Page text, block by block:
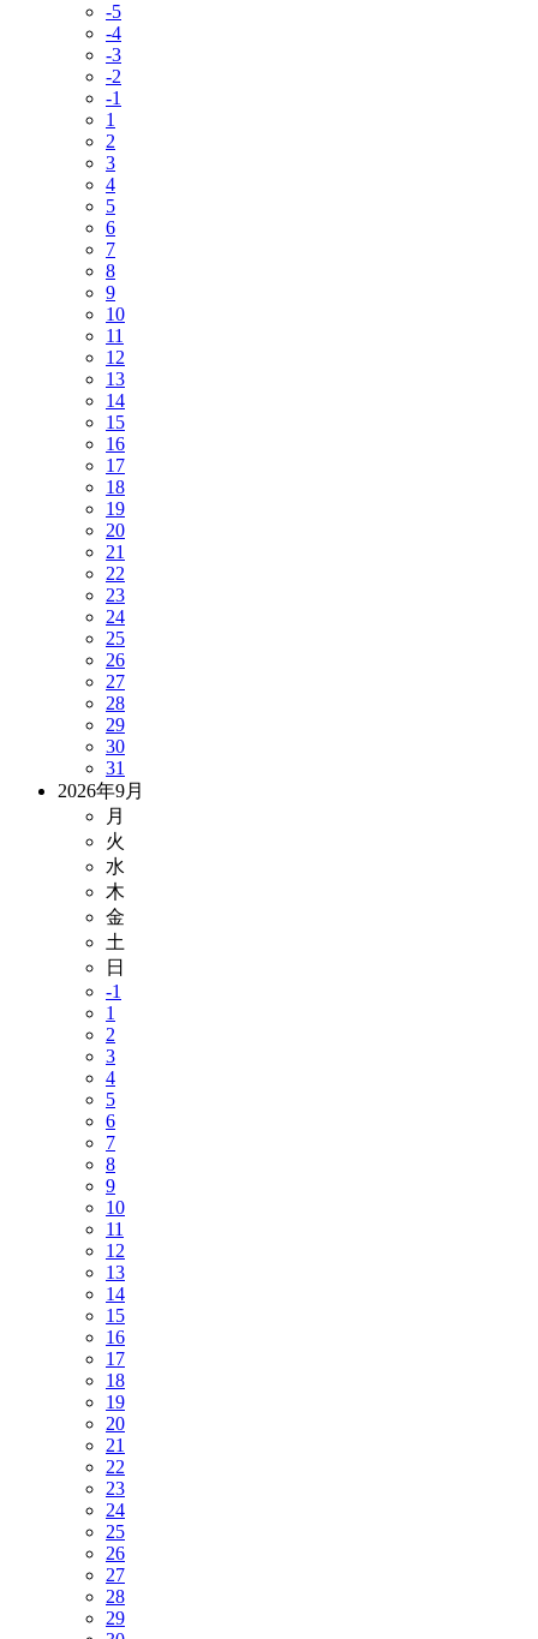
-5
-4
-3
-2
-1
1
2
3
4
5
6
7
8
9
10
11
12
13
14
15
16
17
18
19
20
21
22
23
24
25
26
27
28
29
30
31
2026年9月
月
火
水
木
金
土
日
-1
1
2
3
4
5
6
7
8
9
10
11
12
13
14
15
16
17
18
19
20
21
22
23
24
25
26
27
28
29